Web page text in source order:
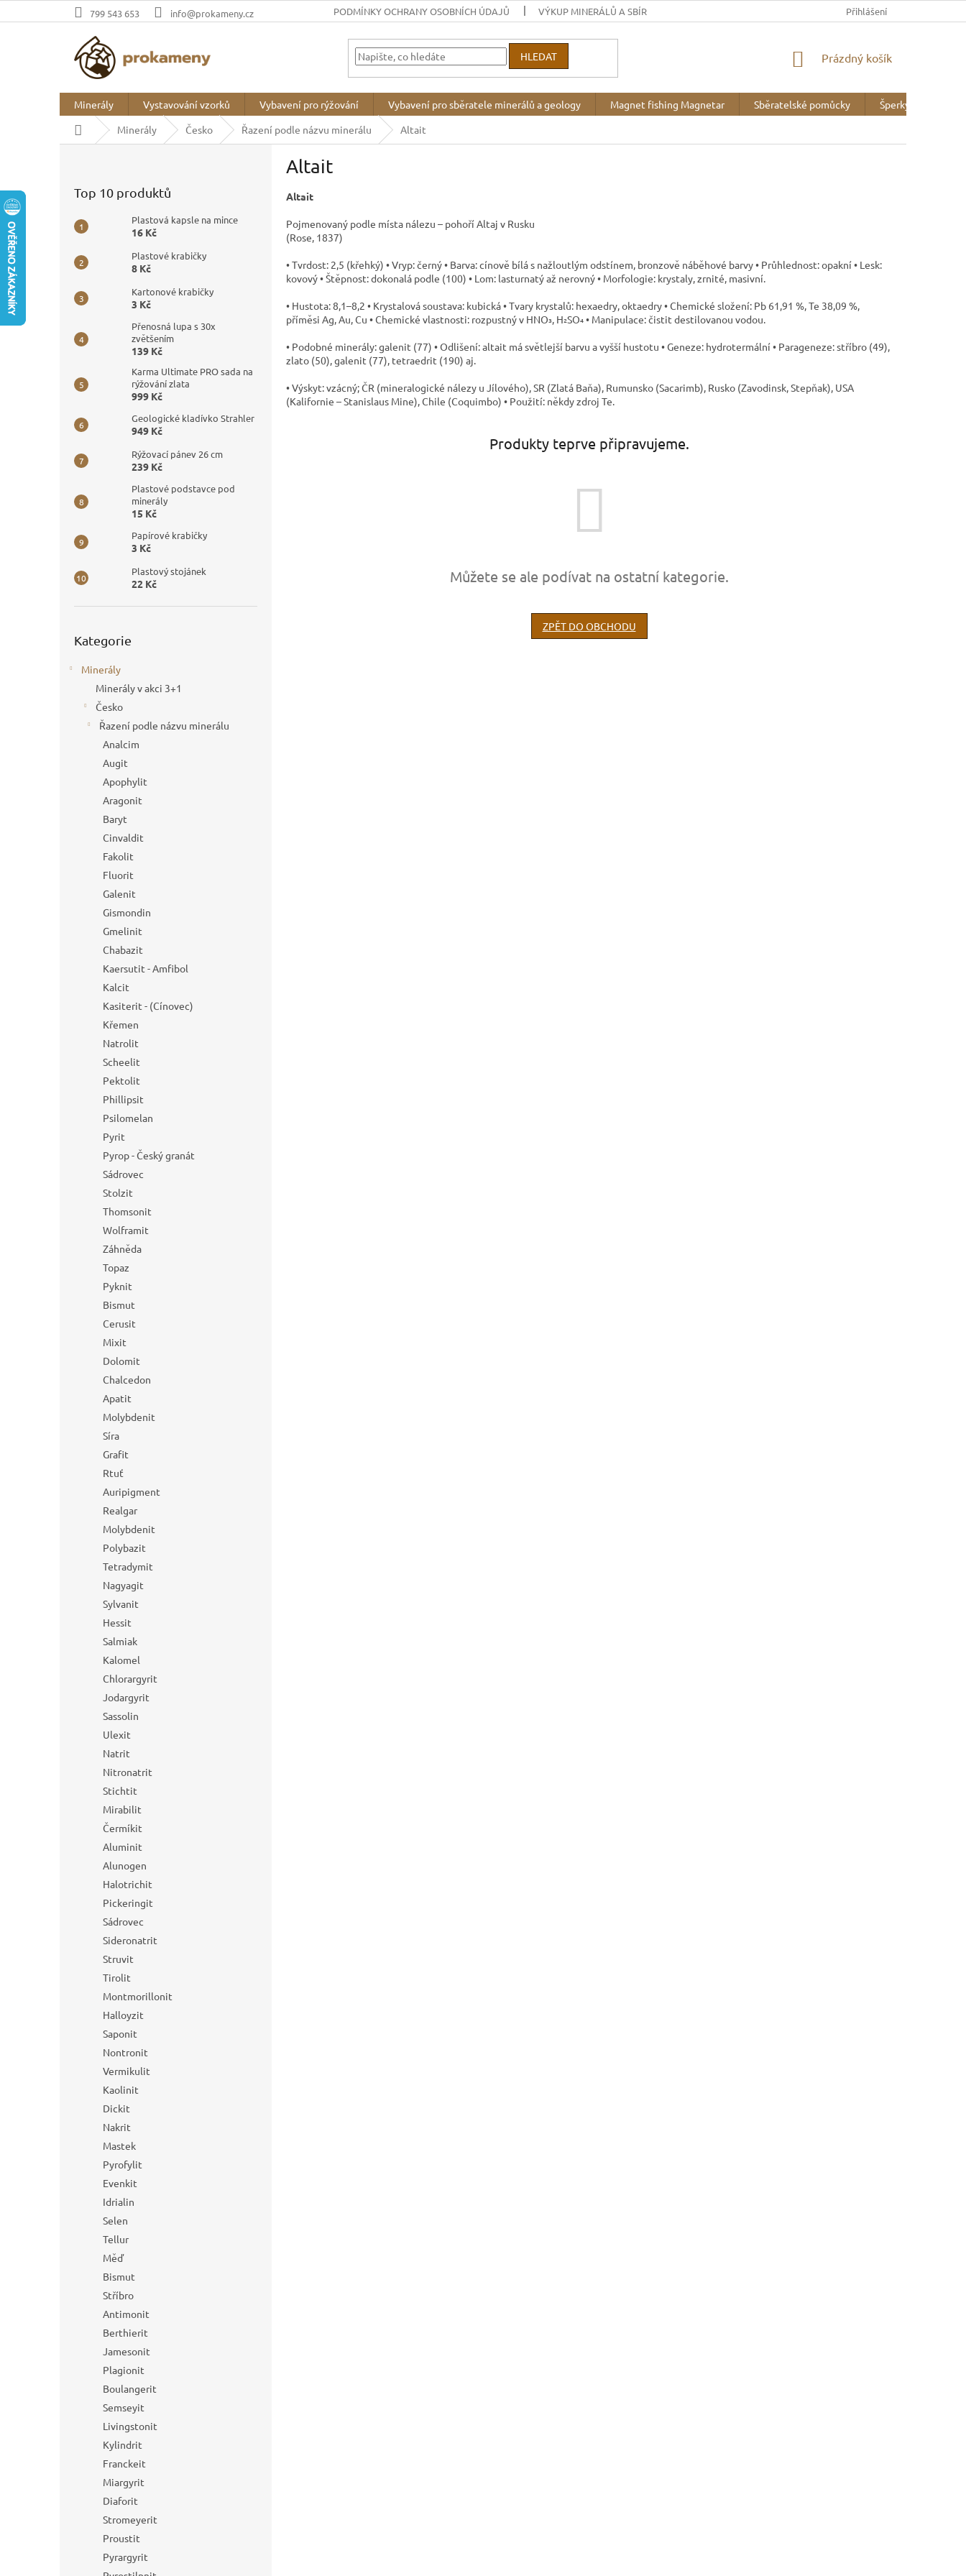
na
799 543 653 info@prokameny.cz PODMÍNKY OCHRANY OSOBNÍCH ÚDAJŮ VÝKUP MINERÁLŮ A SBÍREK MINERALOGICKÉ WEBY
Přihlášení
HLEDAT
NÁKUPNÍ
Prázdný košík
Minerály Vystavování vzorků Vybavení pro rýžování Vybavení pro sběratele minerálů a geology Magnet fishing Magnetar Sběratelské pomůcky Šperky
Domů
Minerály Česko Řazení podle názvu minerálu Altait
Top 10 produktů
Plastová kapsle na mince
16 Kč
Plastové krabičky
8 Kč
Kartonové krabičky
3 Kč
Přenosná lupa s 30x
zvětšením
139 Kč
Karma Ultimate PRO sada na
rýžování zlata
999 Kč
Geologické kladívko Strahler
949 Kč
Rýžovací pánev 26 cm
239 Kč
Plastové podstavce pod
minerály
15 Kč
Papírové krabičky
3 Kč
Plastový stojánek
22 Kč
kategorie
Kategorie
Minerály
Minerály v akci 3+1
Česko
Řazení podle názvu minerálu
Analcim
Augit
Apophylit
Aragonit
Baryt
Cinvaldit
Fakolit
Fluorit
Galenit
Gismondin
Gmelinit
Chabazit
Kaersutit - Amfibol
Kalcit
Kasiterit - (Cínovec)
Křemen
Natrolit
Scheelit
Pektolit
Phillipsit
Psilomelan
Pyrit
Pyrop - Český granát
Sádrovec
Stolzit
Thomsonit
Wolframit
Záhněda
Topaz
Pyknit
Bismut
Cerusit
Mixit
Dolomit
Chalcedon
Apatit
Molybdenit
Síra
Grafit
Rtuť
Auripigment
Realgar
Molybdenit
Polybazit
Tetradymit
Nagyagit
Sylvanit
Hessit
Salmiak
Kalomel
Chlorargyrit
Jodargyrit
Sassolin
Ulexit
Natrit
Nitronatrit
Stichtit
Mirabilit
Čermíkit
Aluminit
Alunogen
Halotrichit
Pickeringit
Sádrovec
Sideronatrit
Struvit
Tirolit
Montmorillonit
Halloyzit
Saponit
Nontronit
Vermikulit
Kaolinit
Dickit
Nakrit
Mastek
Pyrofylit
Evenkit
Idrialin
Selen
Tellur
Měď
Bismut
Stříbro
Antimonit
Berthierit
Jamesonit
Plagionit
Boulangerit
Semseyit
Livingstonit
Kylindrit
Franckeit
Miargyrit
Diaforit
Stromeyerit
Proustit
Pyrargyrit
Altait
Altait
Pojmenovaný podle místa nálezu – pohoří Altaj v Rusku
(Rose, 1837)
• Tvrdost: 2,5 (křehký) • Vryp: černý • Barva: cínově bílá s nažloutlým odstínem, bronzově náběhové barvy • Průhlednost: opakní • Lesk:
kovový • Štěpnost: dokonalá podle (100) • Lom: lasturnatý až nerovný • Morfologie: krystaly, zrnité, masivní.
• Hustota: 8,1–8,2 • Krystalová soustava: kubická • Tvary krystalů: hexaedry, oktaedry • Chemické složení: Pb 61,91 %, Te 38,09 %,
příměsi Ag, Au, Cu • Chemické vlastnosti: rozpustný v HNO₃, H₂SO₄ • Manipulace: čistit destilovanou vodou.
• Podobné minerály: galenit (77) • Odlišení: altait má světlejší barvu a vyšší hustotu • Geneze: hydrotermální • Parageneze: stříbro (49),
zlato (50), galenit (77), tetraedrit (190) aj.
• Výskyt: vzácný; ČR (mineralogické nálezy u Jílového), SR (Zlatá Baňa), Rumunsko (Sacarimb), Rusko (Zavodinsk, Stepňak), USA
(Kalifornie – Stanislaus Mine), Chile (Coquimbo) • Použití: někdy zdroj Te.
Produkty teprve připravujeme.
Můžete se ale podívat na ostatní kategorie.
ZPĚT DO OBCHODU